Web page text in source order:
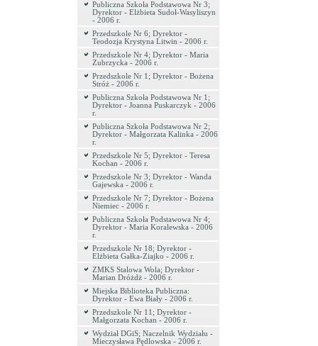
Publiczna Szkoła Podstawowa Nr 3;
Dyrektor - Elżbieta Sudoł-Wasyliszyn
- 2006 r.
Przedszkole Nr 6; Dyrektor -
Teodozja Krystyna Litwin - 2006 r.
Przedszkole Nr 4; Dyrektor - Maria
Zubrzycka - 2006 r.
Przedszkole Nr 1; Dyrektor - Bożena
Stróż - 2006 r.
Publiczna Szkoła Podstawowa Nr 1;
Dyrektor - Joanna Puskarczyk - 2006
r.
Publiczna Szkoła Podstawowa Nr 2;
Dyrektor - Małgorzata Kalinka - 2006
r.
Przedszkole Nr 5; Dyrektor - Teresa
Kochan - 2006 r.
Przedszkole Nr 3; Dyrektor - Wanda
Gajewska - 2006 r.
Przedszkole Nr 7; Dyrektor - Bożena
Niemiec - 2006 r.
Publiczna Szkoła Podstawowa Nr 4;
Dyrektor - Maria Koralewska - 2006
r.
Przedszkole Nr 18; Dyrektor -
Elżbieta Gałka-Ziajko - 2006 r.
ZMKS Stalowa Wola; Dyrektor -
Marian Dróżdż - 2006 r.
Miejska Biblioteka Publiczna:
Dyrektor - Ewa Biały - 2006 r.
Przedszkole Nr 11; Dyrektor -
Małgorzata Kochan - 2006 r.
Wydział DGiS; Naczelnik Wydziału -
Mieczysława Pędlowska - 2006 r.